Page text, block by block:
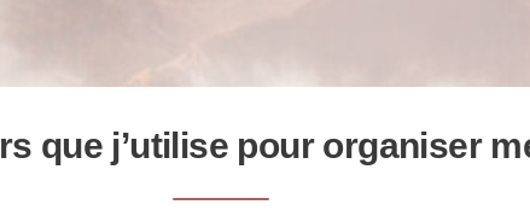
que j’utilise pour organiser